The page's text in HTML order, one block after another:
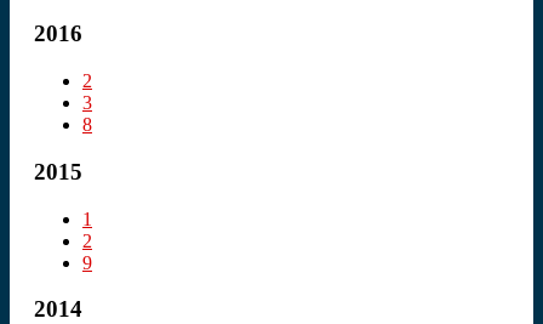
2016
2
3
8
2015
1
2
9
2014